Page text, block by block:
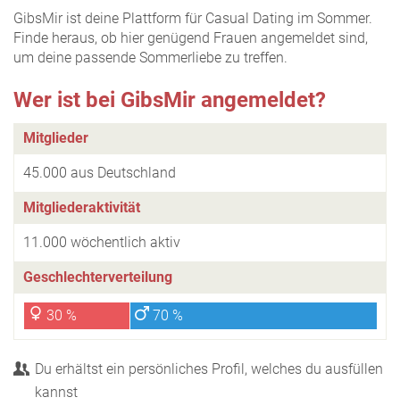
GibsMir ist deine Plattform für Casual Dating im Sommer.
Finde heraus, ob hier genügend Frauen angemeldet sind,
um deine passende Sommerliebe zu treffen.
Wer ist bei GibsMir angemeldet?
Mitglieder
45.000 aus Deutschland
Mitgliederaktivität
11.000 wöchentlich aktiv
Geschlechterverteilung
30 % 70 %
Du erhältst ein persönliches Profil, welches du ausfüllen
kannst